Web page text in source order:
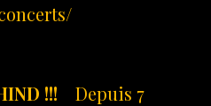
!!! Depuis 7